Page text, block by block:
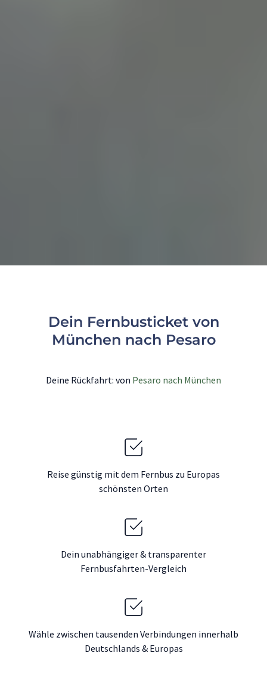
Dein Fernbusticket von
München nach Pesaro
Deine Rückfahrt: von Pesaro nach München
Reise günstig mit dem Fernbus zu Europas
schönsten Orten
Dein unabhängiger & transparenter
Fernbusfahrten-Vergleich
Wähle zwischen tausenden Verbindungen innerhalb
Deutschlands & Europas